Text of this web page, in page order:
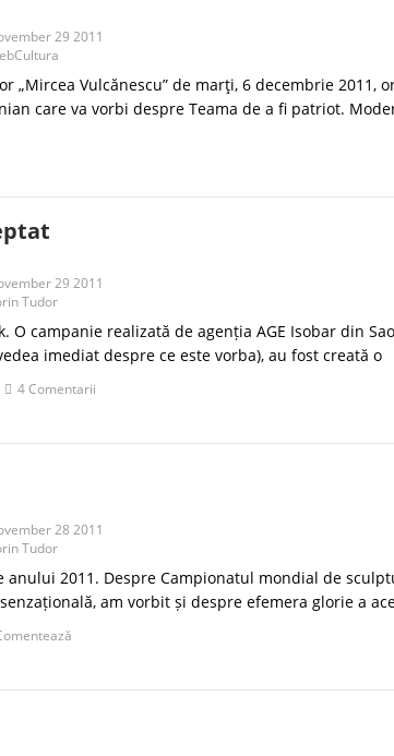
29 2011
Vulcănescu” de marţi, 6 decembrie 2011,
care va vorbi despre Teama de a fi patriot.
29 2011
Tudor
O campanie realizată de agenția AGE Isobar din
imediat despre ce este vorba), au fost creată o
4 Comentarii
28 2011
Tudor
2011. Despre Campionatul mondial de
am vorbit și despre efemera glorie a